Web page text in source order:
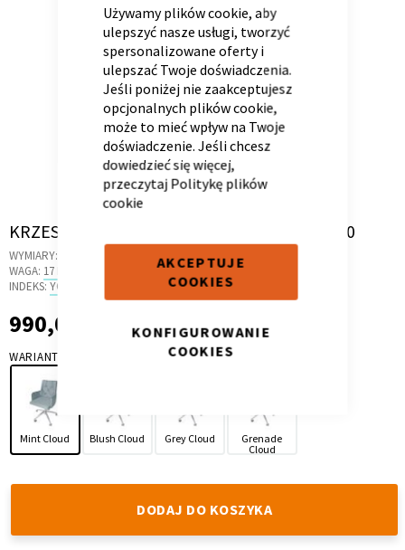
Używamy plików cookie, aby
ulepszyć nasze usługi, tworzyć
spersonalizowane oferty i
ulepszać Twoje doświadczenia.
Jeśli poniżej nie zaakceptujesz
opcjonalnych plików cookie,
może to mieć wpływ na Twoje
doświadczenie. Jeśli chcesz
dowiedzieć się więcej,
przeczytaj Politykę plików
cookie
AKCEPTUJE
COOKIES
KONFIGUROWANIE
COOKIES
Skip
the
beginning
the
images
gallery
KRZESŁO OBROTOWE ROYAL MINT CLOUD 70
WYMIARY:
WAGA: 17 KG
INDEKS: YO.07
990,00 zł
990,00 zł
WARIANT
Mint Cloud Blush Cloud Grey Cloud
Grenade
Cloud
DODAJ DO KOSZYKA
Skandynawskie Dziecięce
Regał Szafka RTV
Półka i szafka wisząca
Toaletka Skrzynia i stolik
Wszystkie dodatki